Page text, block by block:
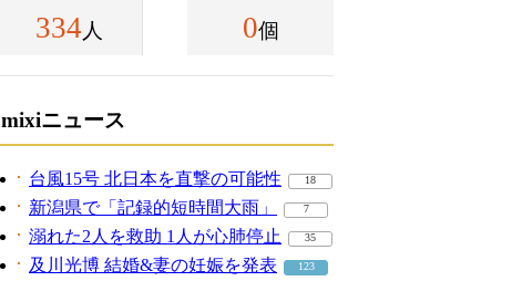
334 人 0個
mixiニュース
台風15号 北日本を直撃の可能性 18
新潟県で「記録的短時間大雨」 7
溺れた2人を救助 1人が心肺停止 35
及川光博 結婚&妻の妊娠を発表 123